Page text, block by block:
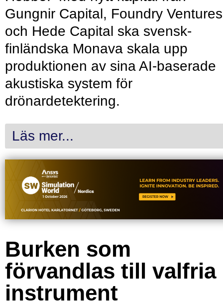
Gungnir Capital, Foundry Ventures
och Hede Capital ska svensk-
finländska Monava skala upp
produktionen av sina AI-baserade
akustiska system för
drönardetektering.
Läs mer...
Burken som
förvandlas till valfria
instrument